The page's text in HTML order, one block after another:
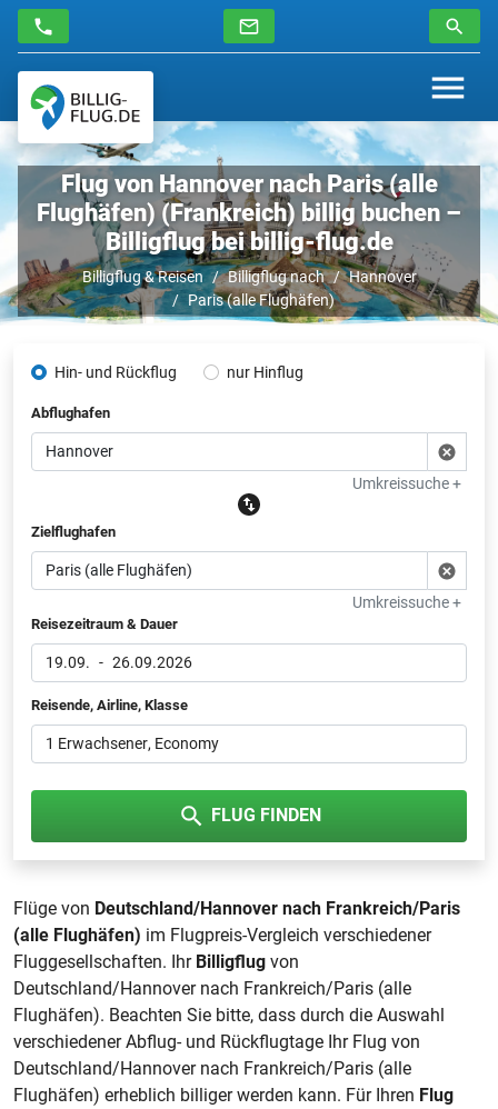
Flug von Hannover nach Paris (alle
Flughäfen) (Frankreich) billig buchen –
Billigflug bei billig-flug.de
Billigflug & Reisen Billigflug nach
Hannover
Paris (alle Flughäfen)
Hin- und Rückflug nur Hinflug
Abflughafen
Umkreissuche +
Zielflughafen
Umkreissuche +
Reisezeitraum & Dauer
19.09. - 26.09.2026
Reisende, Airline, Klasse
1 Erwachsener, Economy
FLUG FINDEN
Flüge von Deutschland/Hannover nach Frankreich/Paris
(alle Flughäfen) im Flugpreis-Vergleich verschiedener
Fluggesellschaften. Ihr Billigflug von
Deutschland/Hannover nach Frankreich/Paris (alle
Flughäfen). Beachten Sie bitte, dass durch die Auswahl
verschiedener Abflug- und Rückflugtage Ihr Flug von
Deutschland/Hannover nach Frankreich/Paris (alle
Flughäfen) erheblich billiger werden kann. Für Ihren Flug